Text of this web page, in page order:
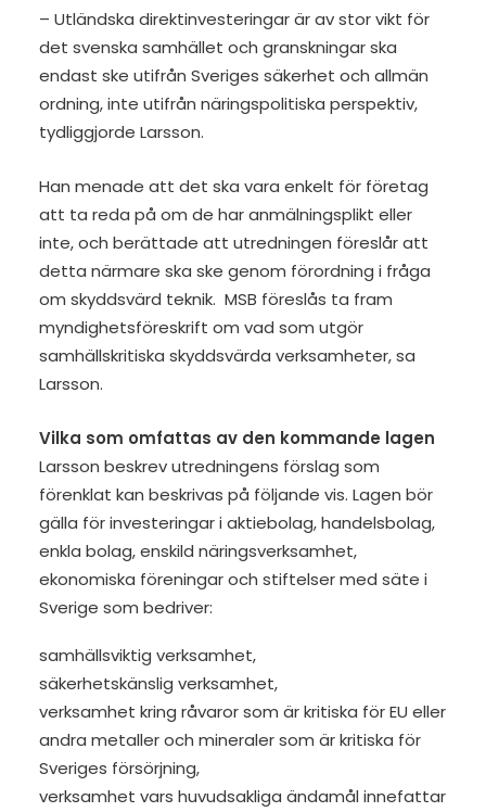
– Utländska direktinvesteringar är av stor vikt för
det svenska samhället och granskningar ska
endast ske utifrån Sveriges säkerhet och allmän
ordning, inte utifrån näringspolitiska perspektiv,
tydliggjorde Larsson.
Han menade att det ska vara enkelt för företag
att ta reda på om de har anmälningsplikt eller
inte, och berättade att utredningen föreslår att
detta närmare ska ske genom förordning i fråga
om skyddsvärd teknik. MSB föreslås ta fram
myndighetsföreskrift om vad som utgör
samhällskritiska skyddsvärda verksamheter, sa
Larsson.
Vilka som omfattas av den kommande lagen
Larsson beskrev utredningens förslag som
förenklat kan beskrivas på följande vis. Lagen bör
gälla för investeringar i aktiebolag, handelsbolag,
enkla bolag, enskild näringsverksamhet,
ekonomiska föreningar och stiftelser med säte i
Sverige som bedriver:
samhällsviktig verksamhet,
säkerhetskänslig verksamhet,
verksamhet kring råvaror som är kritiska för EU eller
andra metaller och mineraler som är kritiska för
Sveriges försörjning,
verksamhet vars huvudsakliga ändamål innefattar